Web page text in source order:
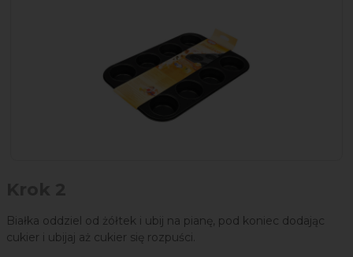
Białka oddziel od żółtek i ubij na pianę, pod koniec dodając
cukier i ubijaj aż cukier się rozpuści.